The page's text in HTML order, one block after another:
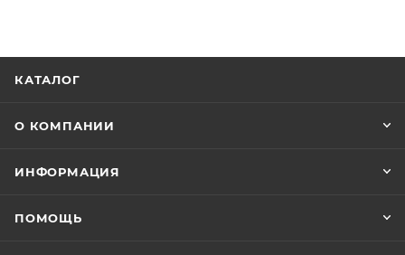
КАТАЛОГ
О КОМПАНИИ
ИНФОРМАЦИЯ
ПОМОЩЬ